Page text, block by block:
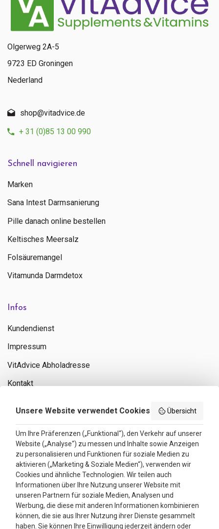
Schnell navigieren
Marken
Sana Intest Darmsanierung
Pille danach online bestellen
Keltisches Meersalz
Folsäuremangel
Vitamunda Darmdetox
Infos
Kundendienst
Impressum
VitAdvice Abholadresse
Kontakt
Bewertungen
4.3
Google Reviews
Olgerweg 2A-5
9723 ED Groningen
Nederland
shop@vitadvice.de
+ 31 (0)85 13 00 990
Unsere Website verwendet Cookies Übersicht
Um Ihre Präferenzen („Funktional“), den Verkehr auf unserer
Website („Analyse“) zu messen und Inhalte sowie Anzeigen
zu personalisieren und Funktionen für soziale Medien zu
aktivieren („Marketing & Soziale Medien“), verwenden wir
Cookies und ähnliche Technologien. Wir teilen auch
Informationen über Ihre Nutzung unserer Website mit
unseren Partnern für soziale Medien, Analysen und
Werbung, die diese mit anderen Informationen kombinieren
können, die sie aus Ihrer Nutzung ihrer Dienste gesammelt
haben. Sie können Ihre Einwilligung jederzeit ändern oder